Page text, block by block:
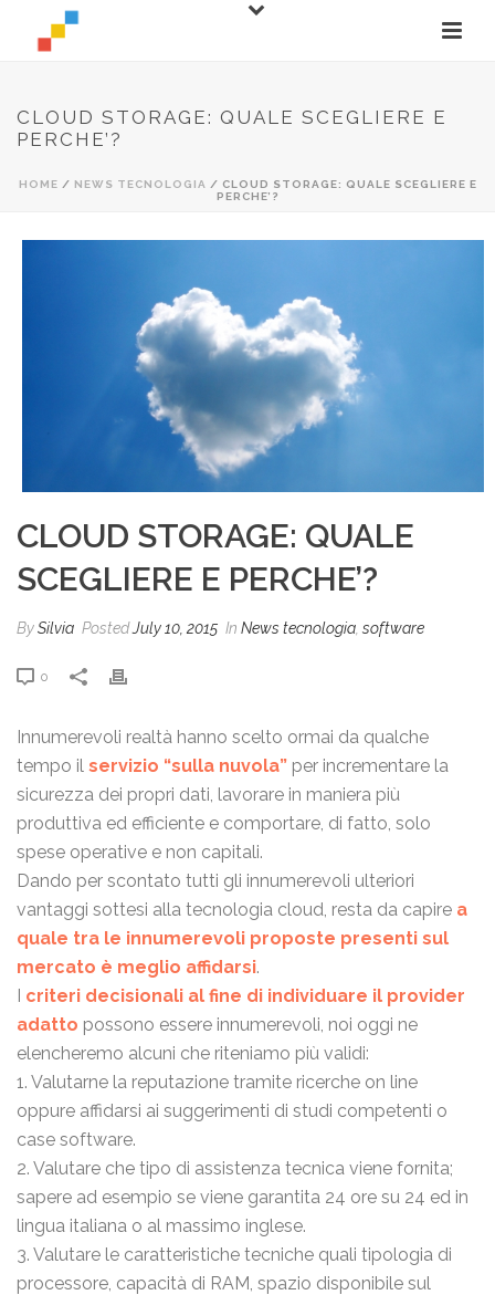
CLOUD STORAGE: QUALE SCEGLIERE E
PERCHE’?
HOME / NEWS TECNOLOGIA / CLOUD STORAGE: QUALE SCEGLIERE E
PERCHE’?
CLOUD STORAGE: QUALE
SCEGLIERE E PERCHE’?
BySilvia PostedJuly 10, 2015 In News tecnologia software
0
Innumerevoli realtà hanno scelto ormai da qualche
tempo il servizio “sulla nuvola” per incrementare la
sicurezza dei propri dati, lavorare in maniera più
produttiva ed efficiente e comportare, di fatto, solo
spese operative e non capitali.
Dando per scontato tutti gli innumerevoli ulteriori
vantaggi sottesi alla tecnologia cloud, resta da capire a
quale tra le innumerevoli proposte presenti sul
mercato è meglio affidarsi.
I criteri decisionali al fine di individuare il provider
adatto possono essere innumerevoli, noi oggi ne
elencheremo alcuni che riteniamo più validi:
1. Valutarne la reputazione tramite ricerche on line
oppure affidarsi ai suggerimenti di studi competenti o
case software.
2. Valutare che tipo di assistenza tecnica viene fornita;
sapere ad esempio se viene garantita 24 ore su 24 ed in
lingua italiana o al massimo inglese.
3. Valutare le caratteristiche tecniche quali tipologia di
processore, capacità di RAM, spazio disponibile sul